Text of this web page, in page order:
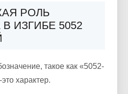
РОЛЬ
ИЗГИБЕ 5052
такое как «5052-
характер.